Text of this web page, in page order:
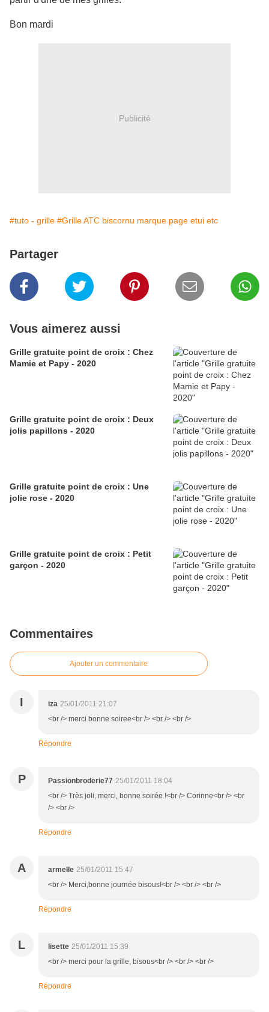
Bon mardi
Publicité
#tuto - grille #Grille ATC biscornu marque page etui etc
Partager
Vous aimerez aussi
Grille gratuite point de croix : Chez
Mamie et Papy - 2020
Grille gratuite point de croix : Deux
jolis papillons - 2020
Grille gratuite point de croix : Une
jolie rose - 2020
Grille gratuite point de croix : Petit
garçon - 2020
Commentaires
Ajouter un commentaire
I iza 25/01/2011 21:07
<br /> merci bonne soiree<br /> <br /> <br />
Répondre
P Passionbroderie77 25/01/2011 18:04
<br /> Très joli, merci, bonne soirée !<br /> Corinne<br /> <br
/> <br />
Répondre
A armelle 25/01/2011 15:47
<br /> Merci,bonne journée bisous!<br /> <br /> <br />
Répondre
L lisette 25/01/2011 15:39
<br /> merci pour la grille, bisous<br /> <br /> <br />
Répondre